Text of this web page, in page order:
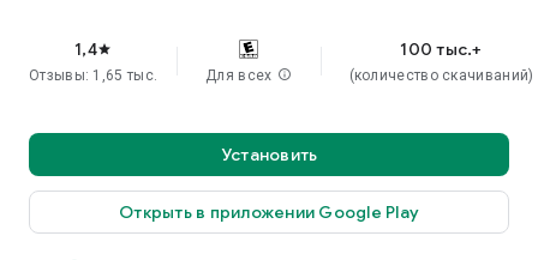
1,4star
Отзывы: 1,65 тыс. Для всех info
100 тыс.+
(количество скачиваний)
Установить
Открыть в приложении Google Play